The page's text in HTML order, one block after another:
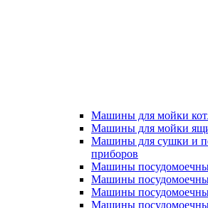
Машины для мойки
Машины для мойки
Машины для сушки и
приборов
Машины
Машины
Машины
Машины